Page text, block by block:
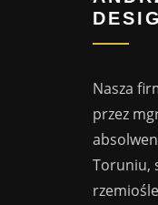
Nasza
przez
Toruniu,